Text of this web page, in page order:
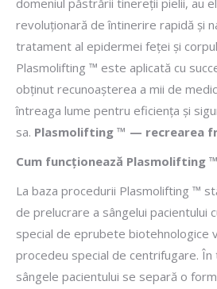
domeniul păstrării tinereţii pielii, au
revoluţionară de întinerire rapidă şi
tratament al epidermei feţei şi
Plasmolifting ™ este aplicată cu
obţinut recunoaşterea a mii de
întreaga lume pentru eficienţa şi
sa. Plasmolifting ™ — recrearea
Cum funcţionează Plasmolifting
La baza procedurii Plasmolifting ™
de prelucrare a sângelui pacientului
special de eprubete biotehnologice
procedeu special de centrifugare. În
sângele pacientului se separă o